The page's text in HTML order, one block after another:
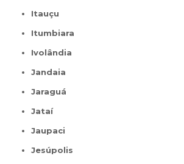
Itauçu
Itumbiara
Ivolândia
Jandaia
Jaraguá
Jataí
Jaupaci
Jesúpolis